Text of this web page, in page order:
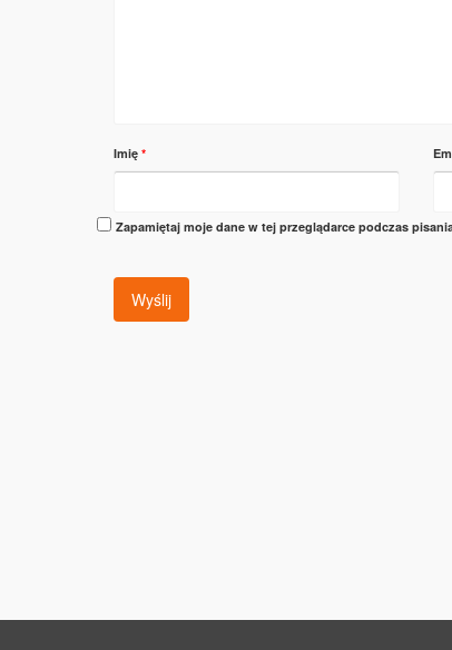
Imię *
Zapamiętaj moje dane w tej przeglądarce podczas